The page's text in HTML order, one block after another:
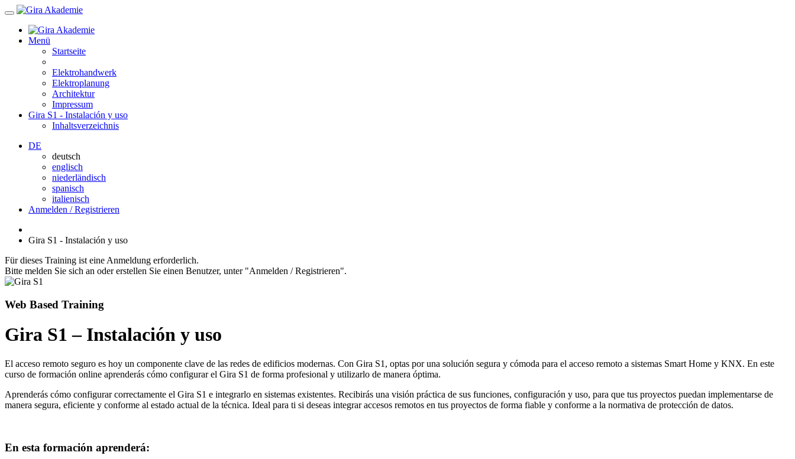
Menü
Startseite
Elektrohandwerk
Elektroplanung
Architektur
Impressum
Gira S1 - Instalación y uso
Inhaltsverzeichnis
DE
deutsch
englisch
niederländisch
spanisch
italienisch
Anmelden / Registrieren
Gira S1 - Instalación y uso
Für dieses Training ist eine Anmeldung erforderlich.
Bitte melden Sie sich an oder erstellen Sie einen Benutzer, unter "Anmelden / Registrieren".
Web Based Training
Gira S1 – Instalación y uso
El acceso remoto seguro es hoy un componente clave de las redes de edificios modernas. Con Gira S1, optas por una solución segura y cómoda para el acceso remoto a sistemas Smart Home y KNX. En este
curso de formación online aprenderás cómo configurar el Gira S1 de forma profesional y utilizarlo de manera óptima.
Aprenderás cómo configurar correctamente el Gira S1 e integrarlo en sistemas existentes. Recibirás una visión práctica de sus funciones, configuración y uso, para que tus proyectos puedan implementarse de
manera segura, eficiente y conforme al estado actual de la técnica. Ideal para ti si deseas integrar accesos remotos en tus proyectos de forma fiable y conforme a la normativa de protección de datos.
En esta formación aprenderá: